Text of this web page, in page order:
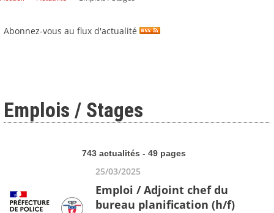
Abonnez-vous au flux d'actualité
Emplois / Stages
743 actualités - 49 pages
25/03/2025
Emploi / Adjoint chef du
bureau planification (h/f)